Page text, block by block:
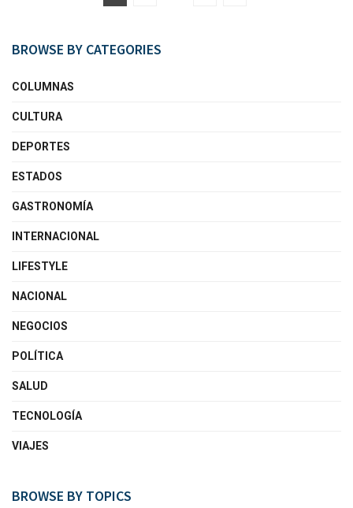
BROWSE BY CATEGORIES
COLUMNAS
CULTURA
DEPORTES
ESTADOS
GASTRONOMÍA
INTERNACIONAL
LIFESTYLE
NACIONAL
NEGOCIOS
POLÍTICA
SALUD
TECNOLOGÍA
VIAJES
BROWSE BY TOPICS